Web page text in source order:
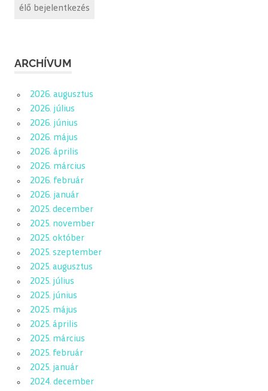
élő bejelentkezés
ARCHÍVUM
2026. augusztus
2026. július
2026. június
2026. május
2026. április
2026. március
2026. február
2026. január
2025. december
2025. november
2025. október
2025. szeptember
2025. augusztus
2025. július
2025. június
2025. május
2025. április
2025. március
2025. február
2025. január
2024. december